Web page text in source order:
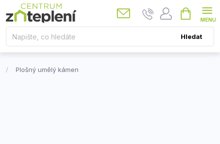
na
obsah
Hledat
Nákupní
košík
Plošný umělý kámen